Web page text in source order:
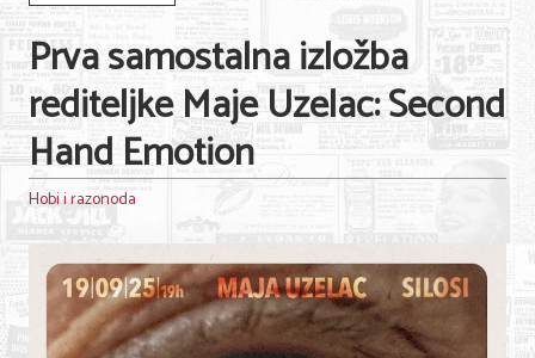
Prva samostalna izložba
rediteljke Maje Uzelac: Second
Hand Emotion
Hobi i razonoda